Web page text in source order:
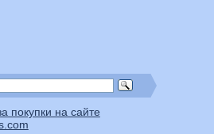
покупки на сайте